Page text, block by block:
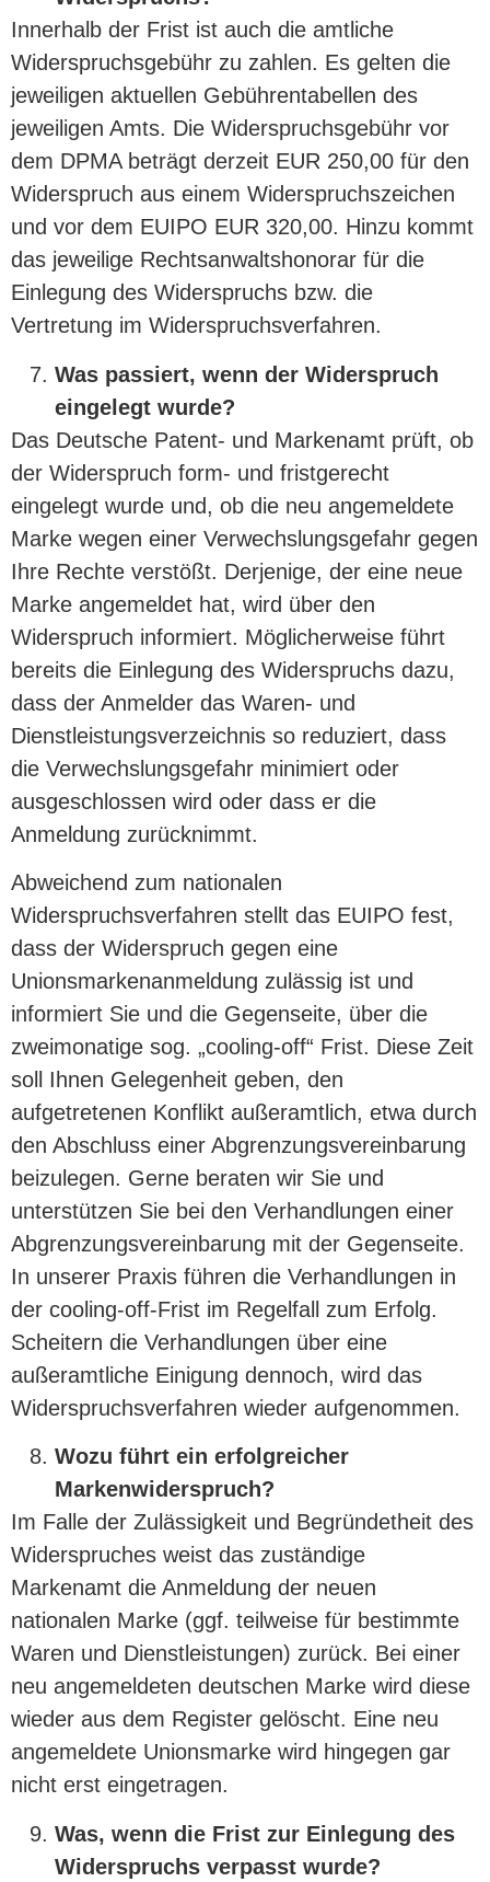
Innerhalb der Frist ist auch die amtliche
Widerspruchsgebühr zu zahlen. Es gelten die
jeweiligen aktuellen Gebührentabellen des
jeweiligen Amts. Die Widerspruchsgebühr vor
dem DPMA beträgt derzeit EUR 250,00 für den
Widerspruch aus einem Widerspruchszeichen
und vor dem EUIPO EUR 320,00. Hinzu kommt
das jeweilige Rechtsanwaltshonorar für die
Einlegung des Widerspruchs bzw. die
Vertretung im Widerspruchsverfahren.
Was passiert, wenn der Widerspruch
eingelegt wurde?
Das Deutsche Patent- und Markenamt prüft, ob
der Widerspruch form- und fristgerecht
eingelegt wurde und, ob die neu angemeldete
Marke wegen einer Verwechslungsgefahr gegen
Ihre Rechte verstößt. Derjenige, der eine neue
Marke angemeldet hat, wird über den
Widerspruch informiert. Möglicherweise führt
bereits die Einlegung des Widerspruchs dazu,
dass der Anmelder das Waren- und
Dienstleistungsverzeichnis so reduziert, dass
die Verwechslungsgefahr minimiert oder
ausgeschlossen wird oder dass er die
Anmeldung zurücknimmt.
Abweichend zum nationalen
Widerspruchsverfahren stellt das EUIPO fest,
dass der Widerspruch gegen eine
Unionsmarkenanmeldung zulässig ist und
informiert Sie und die Gegenseite, über die
zweimonatige sog. „cooling-off“ Frist. Diese Zeit
soll Ihnen Gelegenheit geben, den
aufgetretenen Konflikt außeramtlich, etwa durch
den Abschluss einer Abgrenzungsvereinbarung
beizulegen. Gerne beraten wir Sie und
unterstützen Sie bei den Verhandlungen einer
Abgrenzungsvereinbarung mit der Gegenseite.
In unserer Praxis führen die Verhandlungen in
der cooling-off-Frist im Regelfall zum Erfolg.
Scheitern die Verhandlungen über eine
außeramtliche Einigung dennoch, wird das
Widerspruchsverfahren wieder aufgenommen.
Wozu führt ein erfolgreicher
Markenwiderspruch?
Im Falle der Zulässigkeit und Begründetheit des
Widerspruches weist das zuständige
Markenamt die Anmeldung der neuen
nationalen Marke (ggf. teilweise für bestimmte
Waren und Dienstleistungen) zurück. Bei einer
neu angemeldeten deutschen Marke wird diese
wieder aus dem Register gelöscht. Eine neu
angemeldete Unionsmarke wird hingegen gar
nicht erst eingetragen.
Was, wenn die Frist zur Einlegung des
Widerspruchs verpasst wurde?